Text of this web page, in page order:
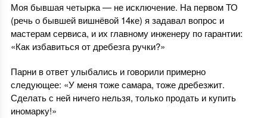
Моя бывшая четырка — не исключение. На первом ТО
(речь о бывшей вишнёвой 14ке) я задавал вопрос и
мастерам сервиса, и их главному инженеру по гарантии:
«Как избавиться от дребезга ручки?»
Парни в ответ улыбались и говорили примерно
следующее: «У меня тоже самара, тоже дребезжит.
Сделать с ней ничего нельзя, только продать и купить
иномарку!»